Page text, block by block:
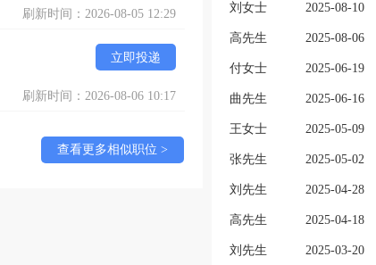
刷新时间：2026-08-05 12:29
立即投递
刷新时间：2026-08-06 10:17
查看更多相似职位 >
刘女士 2025-08-10
高先生 2025-08-06
付女士 2025-06-19
曲先生 2025-06-16
王女士 2025-05-09
张先生 2025-05-02
刘先生 2025-04-28
高先生 2025-04-18
刘先生 2025-03-20